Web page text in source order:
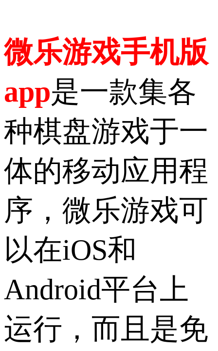
微乐游戏手机版
app是一款集各
种棋盘游戏于一
体的移动应用程
序，微乐游戏可
以在iOS和
Android平台上
运行，而且是免